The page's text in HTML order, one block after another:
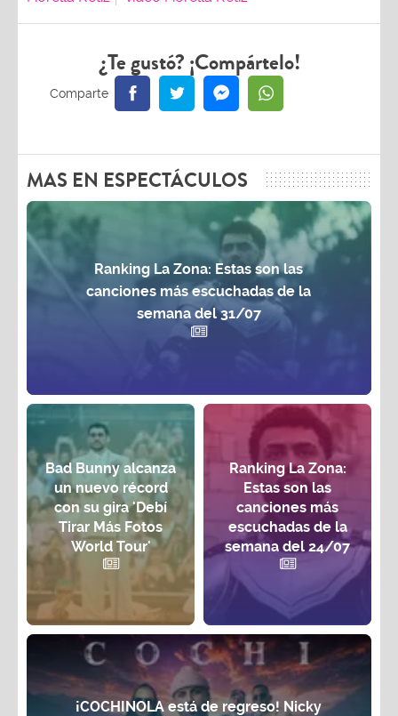
¿Te gustó? ¡Compártelo!
MAS EN ESPECTÁCULOS
Ranking La Zona: Estas son las
canciones más escuchadas de la
semana del 31/07
Bad Bunny alcanza
un nuevo récord
con su gira 'Debí
Tirar Más Fotos
World Tour'
Ranking La Zona:
Estas son las
canciones más
escuchadas de la
semana del 24/07
¡COCHINOLA está de regreso! Nicky